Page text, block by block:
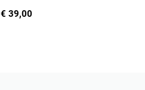
€ 39,00